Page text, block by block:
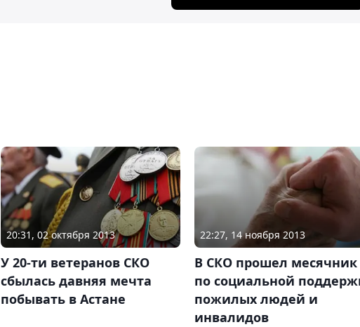
20:31, 02 октября 2013
У 20-ти ветеранов СКО
сбылась давняя мечта
побывать в Астане
22:27, 14 ноября 2013
В СКО прошел месячник
по социальной
пожилых людей и
инвалидов